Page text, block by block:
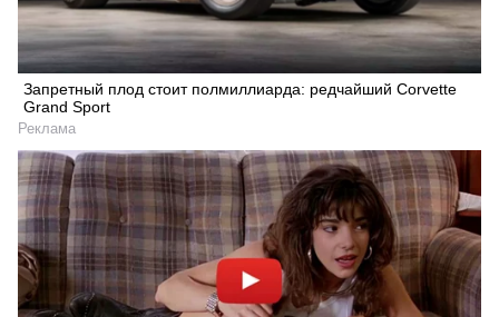
Запретный плод стоит полмиллиарда: редчайший Corvette
Grand Sport
Реклама